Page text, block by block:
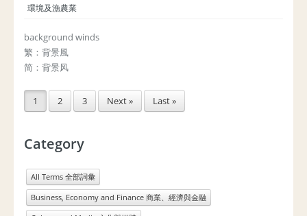
環境及漁農業
background winds
繁：背景風
简：背景风
1 2 3 Next » Last »
Category
All Terms 全部詞彙
Business, Economy and Finance 商業、經濟與金融